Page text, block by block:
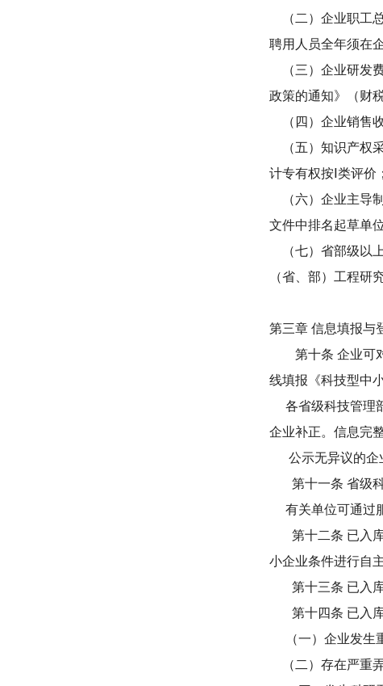
（二）企业职工
聘用人员全年须在
（三）企业研发
政策的通知》（财
（四）企业销售
（五）知识产权
计专有权按Ⅰ类评价
（六）企业主导
文件中排名起草单
（七）省部级以
（省、部）工程研
第三章 信息填报与
第十条 企业可
线填报《科技型中
各省级科技管理
企业补正。信息完
公示无异议的企
第十一条 省级科
有关单位可通过
第十二条 已入库
小企业条件进行自
第十三条 已入库
第十四条 已入库
（一）企业发生
（二）存在严重